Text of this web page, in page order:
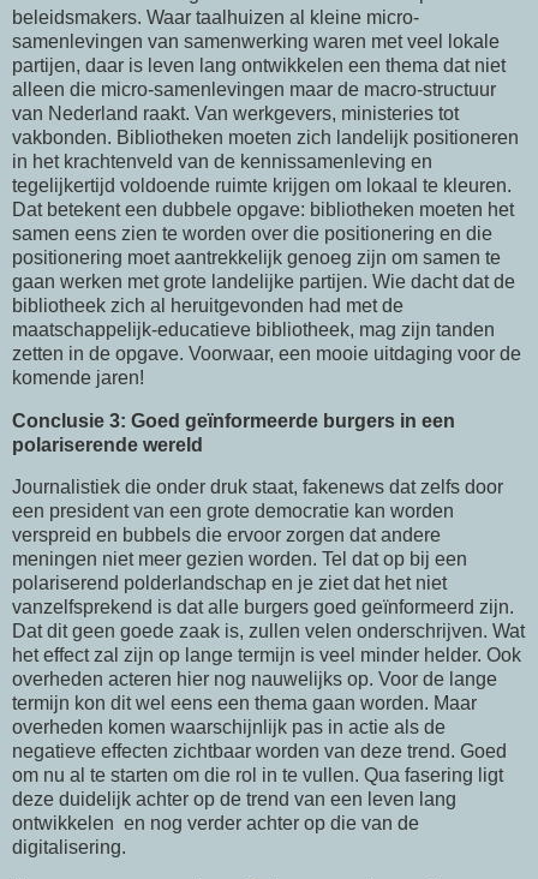
beleidsmakers. Waar taalhuizen al kleine micro-
samenlevingen van samenwerking waren met veel lokale
partijen, daar is leven lang ontwikkelen een thema dat niet
alleen die micro-samenlevingen maar de macro-structuur
van Nederland raakt. Van werkgevers, ministeries tot
vakbonden. Bibliotheken moeten zich landelijk positioneren
in het krachtenveld van de kennissamenleving en
tegelijkertijd voldoende ruimte krijgen om lokaal te kleuren.
Dat betekent een dubbele opgave: bibliotheken moeten het
samen eens zien te worden over die positionering en die
positionering moet aantrekkelijk genoeg zijn om samen te
gaan werken met grote landelijke partijen. Wie dacht dat de
bibliotheek zich al heruitgevonden had met de
maatschappelijk-educatieve bibliotheek, mag zijn tanden
zetten in de opgave. Voorwaar, een mooie uitdaging voor de
komende jaren!
Conclusie 3: Goed geïnformeerde burgers in een
polariserende wereld
Journalistiek die onder druk staat, fakenews dat zelfs door
een president van een grote democratie kan worden
verspreid en bubbels die ervoor zorgen dat andere
meningen niet meer gezien worden. Tel dat op bij een
polariserend polderlandschap en je ziet dat het niet
vanzelfsprekend is dat alle burgers goed geïnformeerd zijn.
Dat dit geen goede zaak is, zullen velen onderschrijven. Wat
het effect zal zijn op lange termijn is veel minder helder. Ook
overheden acteren hier nog nauwelijks op. Voor de lange
termijn kon dit wel eens een thema gaan worden. Maar
overheden komen waarschijnlijk pas in actie als de
negatieve effecten zichtbaar worden van deze trend. Goed
om nu al te starten om die rol in te vullen. Qua fasering ligt
deze duidelijk achter op de trend van een leven lang
ontwikkelen en nog verder achter op die van de
digitalisering.